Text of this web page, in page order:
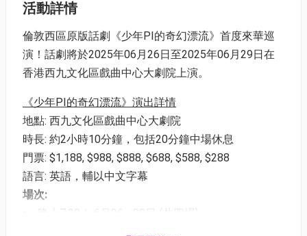
活動詳情
倫敦西區原版話劇《少年PI的奇幻漂流》首度來華巡
演！話劇將於2025年06月26日至2025年06月29日在
香港西九文化區戲曲中心大劇院上演。
《少年PI的奇幻漂流》演出詳情
地點: 西九文化區戲曲中心大劇院
時長: 約2小時10分鐘，包括20分鐘中場休息
門票: $1,188, $988, $888, $688, $588, $288
語言: 英語，輔以中文字幕
場次:
晚上7:30｜ 6月26 - 29日 (共四場)